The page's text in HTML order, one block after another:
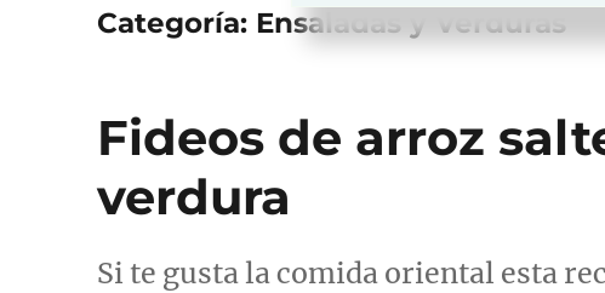
Categoría: Ensaladas y Verduras
Fideos de arroz
verdura
Si te gusta la comida oriental esta